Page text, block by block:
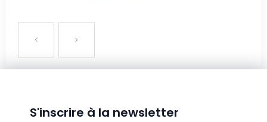
S'inscrire à la newsletter